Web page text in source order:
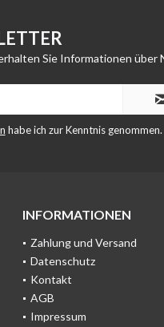
Sie Informationen über
habe ich zur Kenntnis genommen.
INFORMATIONEN
Zahlung und Versand
Datenschutz
Kontakt
AGB
Impressum